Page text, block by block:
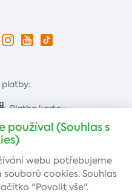
platby:
Platba kartou
používal (Souhlas s
webu potřebujeme
cookies. Souhlas
"Povolit vše".